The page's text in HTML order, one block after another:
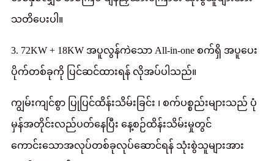
သတိပေးပါ။
3. 72KW + 18KW အပူလွန်ကဲသော All-in-one စက်ရှိ အပူပေး
ပိုက်တစ်ခုကို ပြင်ဆင်ထားရန် လိုအပ်ပါသည်။
ကျွမ်းကျင်စွာ ပြုပြင်ထိန်းသိမ်းခြင်း ၊ စက်ပစ္စည်းများသည် ပုံ
မှန်အတိုင်းလည်ပတ်နေပြီး နေ့စဉ်ထိန်းသိမ်းမှုတွင်
ကောင်းသောအလုပ်တစ်ခုလုပ်ဆောင်ရန် သုံးစွဲသူများအား